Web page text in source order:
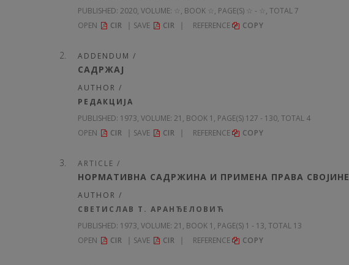
PUBLISHED: 2020, VOLUME: ☆ , BOOK ☆, PAGE(S) ☆ - ☆, TOTAL 7
OPEN
CIR SAVE CIR REFERENCE COPY
ADDENDUM /
САДРЖАЈ
AUTHOR /
РЕДАКЦИЈА
PUBLISHED: 1973, VOLUME: 21 , BOOK 1, PAGE(S) 127 - 130, TOTAL 4
OPEN
CIR SAVE CIR REFERENCE COPY
ARTICLE /
НОРМАТИВНА САДРЖИНА И ПРИМЕНА ПРАВА СВОЈИНЕ
AUTHOR /
СВЕТИСЛАВ Т. АРАНЂЕЛОВИЋ
PUBLISHED: 1973, VOLUME: 21 , BOOK 1, PAGE(S) 1 - 13, TOTAL 13
OPEN
CIR SAVE CIR REFERENCE COPY